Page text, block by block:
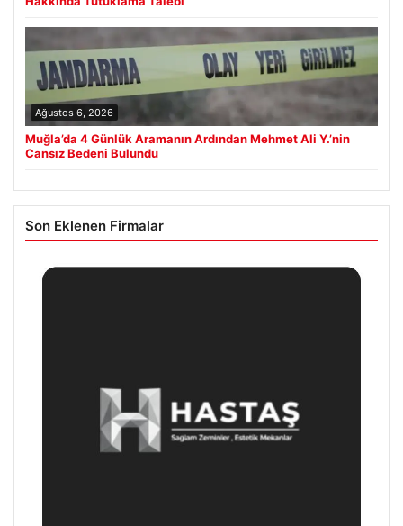
Ağustos 6, 2026
Muğla’da 4 Günlük Aramanın Ardından Mehmet Ali Y.’nin
Cansız Bedeni Bulundu
Son Eklenen Firmalar